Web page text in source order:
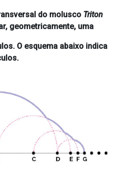
do molusco Triton
geometricamente, uma
O esquema abaixo indica